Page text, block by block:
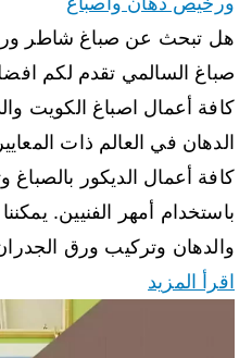
هل تبحث عن صباغ شاطر
صباغ السالمي تقدم لكم
كافة أعمال اصباغ الكويت
الدهان في العالم ذات
كافة أعمال الديكور بالصباغ
باستخدام أمهر الفنيين.
والدهان وتركيب ورق
اقرأ المزيد